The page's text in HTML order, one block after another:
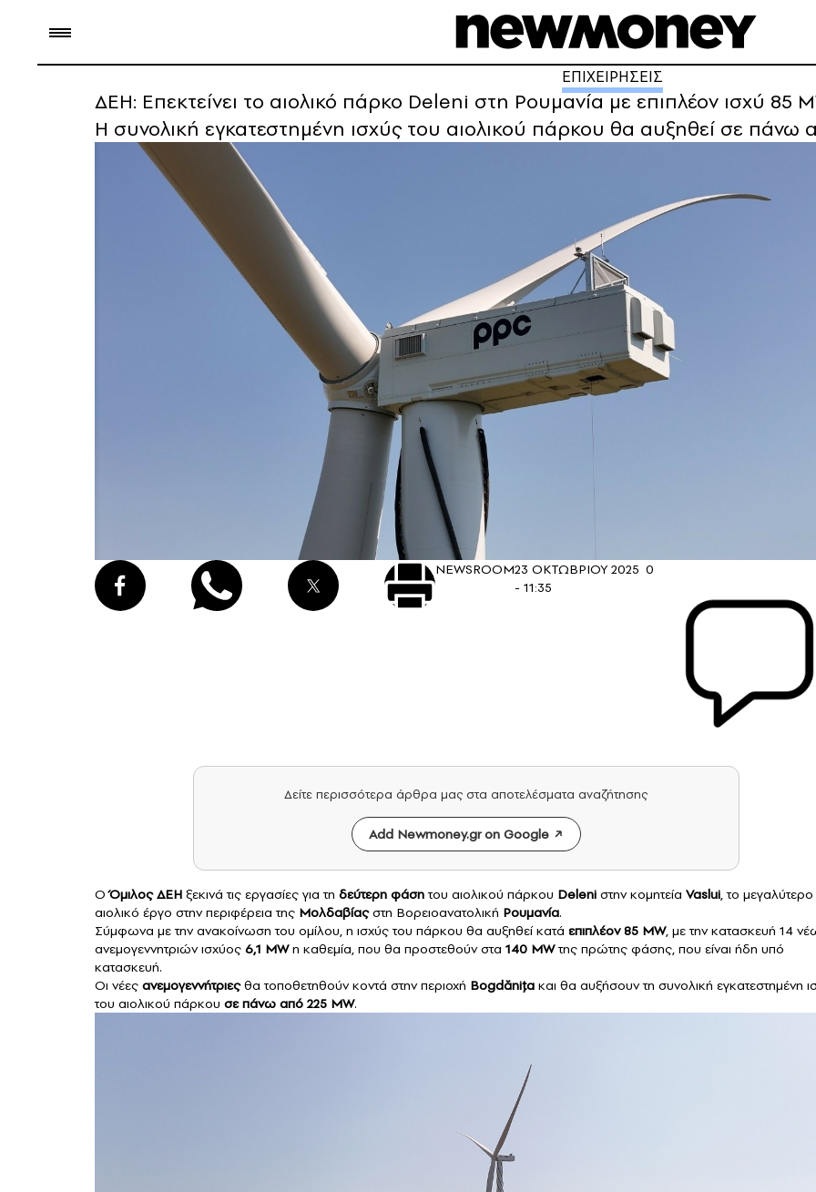
ΕΠΙΧΕΙΡΗΣΕΙΣ
ΔΕΗ: Επεκτείνει το αιολικό πάρκο Deleni στη Ρουμανία με επιπλέον ισχύ 85
Η συνολική εγκατεστημένη ισχύς του αιολικού πάρκου θα αυξηθεί σε πάνω
NEWSROOM23 ΟΚΤΩΒΡΙΟΥ 2025
- 11:35
0
Δείτε περισσότερα άρθρα μας στα αποτελέσματα αναζήτησης
Add Newmoney.gr on Google
ΟΌμιλος ΔΕΗ ξεκινά τις εργασίες για τη δεύτερη φάσητου αιολικού πάρκου Deleni στην κομητεία Vaslui, το μεγαλύτερο
αιολικό έργο στην περιφέρεια της Μολδαβίαςστη Βορειοανατολική Ρουμανία.
Σύμφωνα με την ανακοίνωση του ομίλου, η ισχύς του πάρκου θα αυξηθεί κατά επιπλέον 85 MW, με την κατασκευή 14
ανεμογεννητριών ισχύος 6,1 MWη καθεμία, που θα προστεθούν στα 140 MWτης πρώτης φάσης, που είναι ήδη υπό
κατασκευή.
Οι νέες ανεμογεννήτριεςθα τοποθετηθούν κοντά στην περιοχή Bogdănița και θα αυξήσουν τη συνολική εγκατεστημένη
του αιολικού πάρκου σε πάνω από 225 MW.